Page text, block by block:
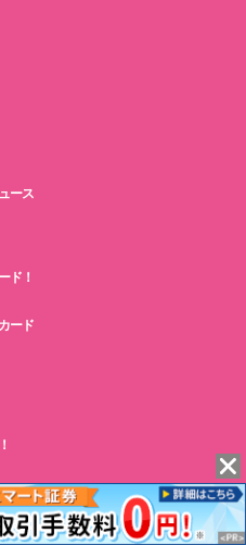
ース
ド！
ード